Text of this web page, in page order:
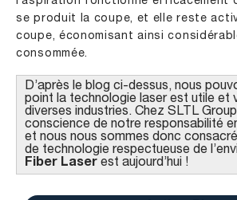
se produit la coupe, et elle reste
coupe, économisant ainsi
consommée.
D’après le blog ci-dessus, nous
point la technologie laser est utile et
diverses industries. Chez SLTL
conscience de notre responsabilité
et nous nous sommes donc
de technologie respectueuse de
Fiber Laser est aujourd’hui !